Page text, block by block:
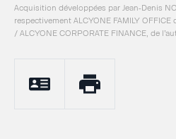
Espace NOW
3, boulevard Saint-Symphorien
57050 LONGEVILLE-LES-METZ
Acquisition développées par Jean-Denis
respectivement ALCYONE FAMILY OFFICE
/ ALCYONE CORPORATE FINANCE, de